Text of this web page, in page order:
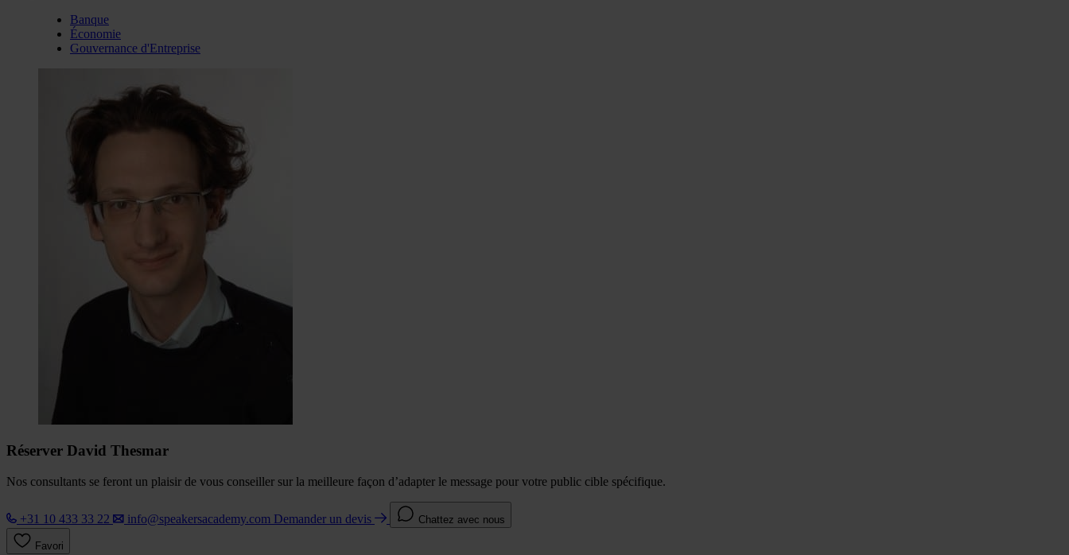
Banque
Économie
Gouvernance d'Entreprise
Réserver David Thesmar
Nos consultants se feront un plaisir de vous conseiller sur la meilleure façon d’adapter le message pour votre public cible spécifique.
+31 10 433 33 22 info@speakersacademy.com Demander un devis Chattez avec nous
Favori